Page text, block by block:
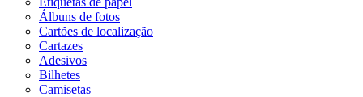
Álbuns de fotos
Cartões de localização
Cartazes
Adesivos
Bilhetes
Camisetas